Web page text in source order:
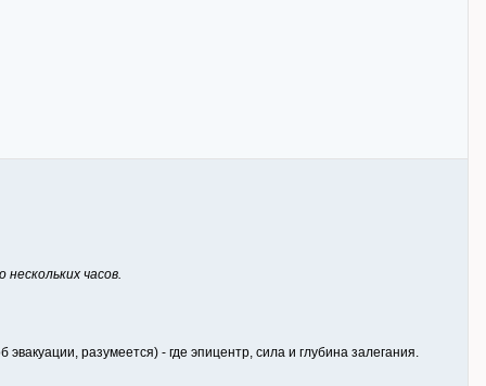
часов.
разумеется) - где эпицентр, сила и глубина залегания.